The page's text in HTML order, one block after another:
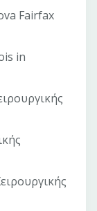
Fairfax
in